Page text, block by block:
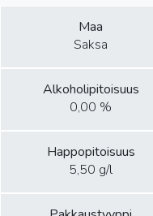
Maa
Saksa
Alkoholipitoisuus
0,00 %
Happopitoisuus
5,50 g/l